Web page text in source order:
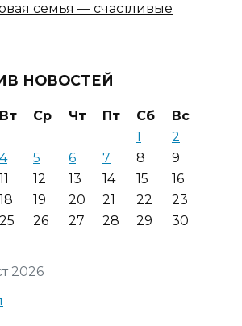
семья — счастливые
НОВОСТЕЙ
2026
Вт Ср Чт Пт Сб
Вс
1
2
4 5 6 7 8
9
11 12 13 14 15
16
18 19 20 21 22
23
25 26 27 28 29
30